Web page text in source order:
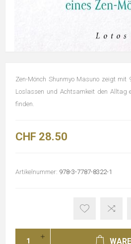
Zen-Mönch Shunmyo Masuno zeigt
Loslassen und Achtsamkeit den Alltag
finden.
CHF 28.50
Artikelnummer: 978-3-7787-8322-1